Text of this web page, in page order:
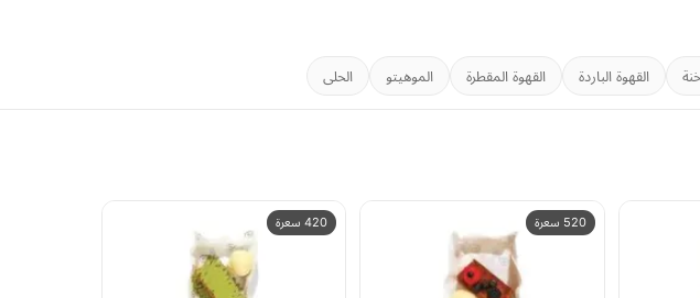
القهوة الباردة القهوة المقطرة الموهيتو الحلى
520 سعرة 420 سعرة